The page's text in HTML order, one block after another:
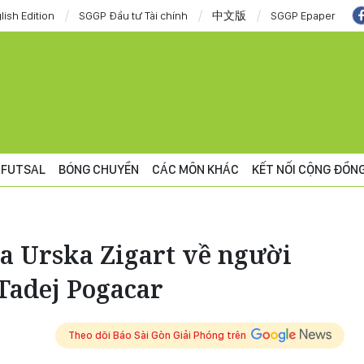
Edition SGGP Đầu tư Tài chính 中文版 SGGP Epaper
FUTSAL BÓNG CHUYỀN CÁC MÔN KHÁC KẾT NỐI CỘNG
Urska Zigart về người
Pogacar
Theo dõi Báo Sài Gòn Giải Phóng trên